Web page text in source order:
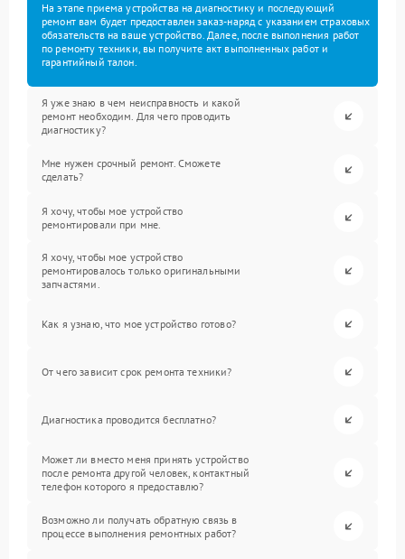
На этапе приема устройства на диагностику и последующий
ремонт вам будет предоставлен заказ-наряд с указанием страховых
обязательств на ваше устройство. Далее, после выполнения работ
по ремонту техники, вы получите акт выполненных работ и
гарантийный талон.
Я уже знаю в чем неисправность и какой
ремонт необходим. Для чего проводить
диагностику?
Мне нужен срочный ремонт. Сможете
сделать?
Я хочу, чтобы мое устройство
ремонтировали при мне.
Я хочу, чтобы мое устройство
ремонтировалось только оригинальными
запчастями.
Как я узнаю, что мое устройство готово?
От чего зависит срок ремонта техники?
Диагностика проводится бесплатно?
Может ли вместо меня принять устройство
после ремонта другой человек, контактный
телефон которого я предоставлю?
Возможно ли получать обратную связь в
процессе выполнения ремонтных работ?